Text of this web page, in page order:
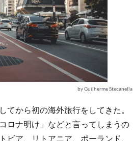
by Guilherme Stecanella
から初の海外旅行をしてきた。
ロナ明け」などと言ってしまうの
ビア、リトアニア、ポーランド、